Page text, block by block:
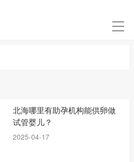
北海哪里有助孕机构能供卵做
试管婴儿？
2025-04-17